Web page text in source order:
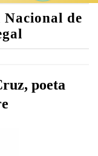
Nacional de
poeta